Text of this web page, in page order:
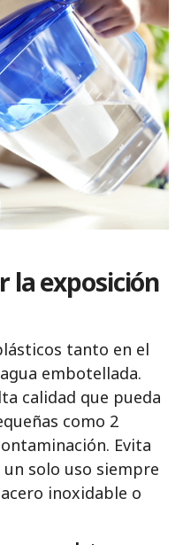
la exposición
tanto en el
embotellada.
calidad que pueda
como 2
Evita
solo uso siempre
inoxidable o